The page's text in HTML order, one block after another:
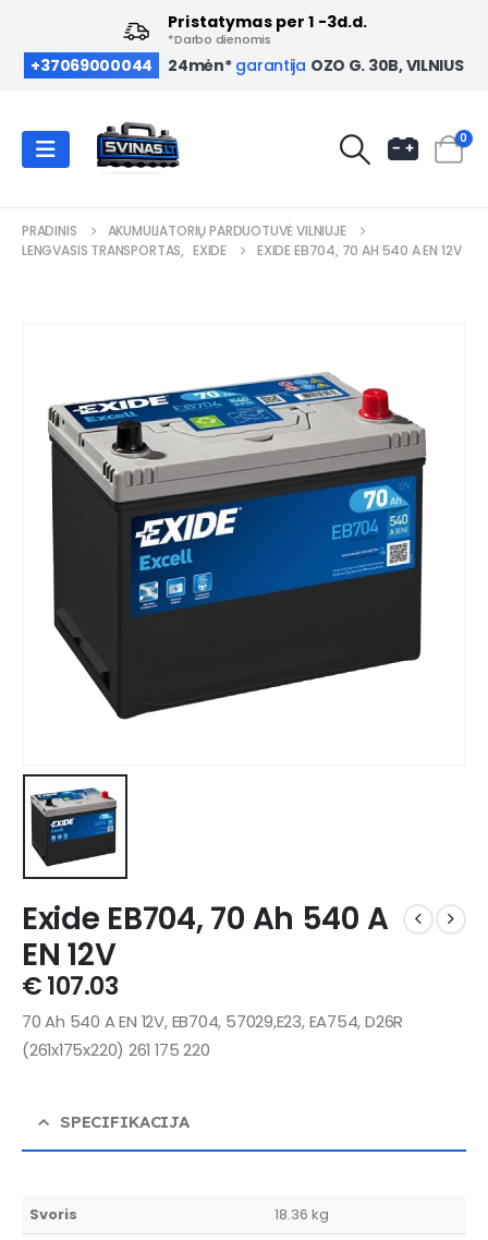
+37069000044 24mėn* garantija OZO G. 30B, VILNIUS
Pristatymas per 1 -3d.d.
*Darbo dienomis
0
PRADINIS
AKUMULIATORIŲ PARDUOTUVĖ VILNIUJE
LENGVASIS TRANSPORTAS, EXIDE EXIDE EB704, 70 AH 540 A EN 12V
Exide EB704, 70 Ah 540 A
EN 12V
€107.03
70 Ah 540 A EN 12V, EB704, 57029,E23, EA754, D26R
(261x175x220) 261 175 220
SPECIFIKACIJA
Svoris
18.36 kg